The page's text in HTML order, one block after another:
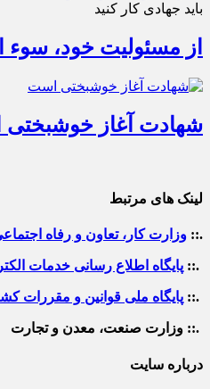
باید جهادی کار کنید
از مسئولیت خود، سوء
شهادت آغاز
لینک های مرتبط
.:: وزارت کار، تعاون و رفاه
.:: پایگاه اطلاع رسانی خدمات
.:: پایگاه ملی قوانین و مقررات
.:: وزارت صنعت، معدن و تجارت
درباره سایت